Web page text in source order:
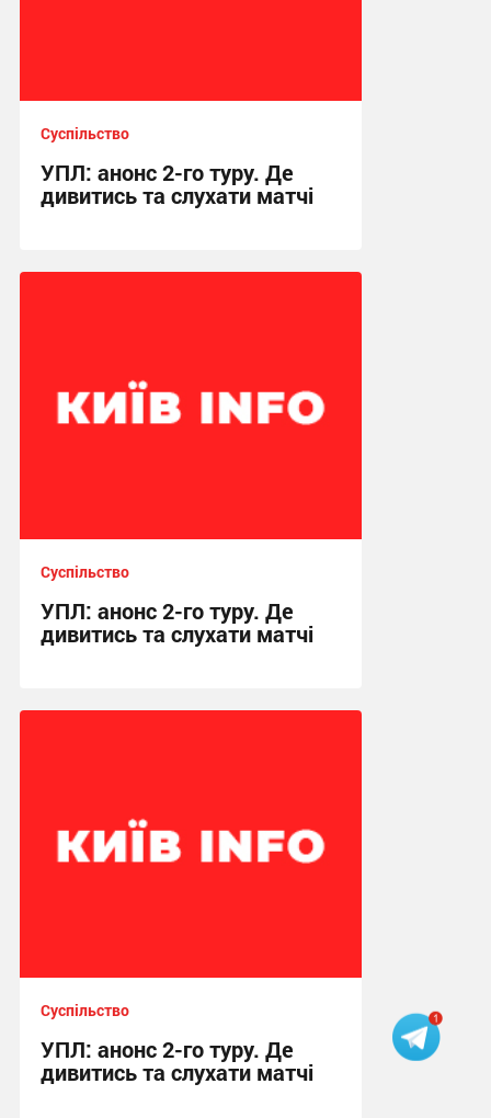
Суспільство
УПЛ: анонс 2-го туру. Де
дивитись та слухати матчі
Суспільство
УПЛ: анонс 2-го туру. Де
дивитись та слухати матчі
Суспільство
УПЛ: анонс 2-го туру. Де
дивитись та слухати матчі